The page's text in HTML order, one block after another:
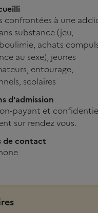
confrontées à une
substance (jeu,
achats
au sexe), jeunes
entourage,
scolaires
d'admission
payant et
sur rendez vous.
de contact